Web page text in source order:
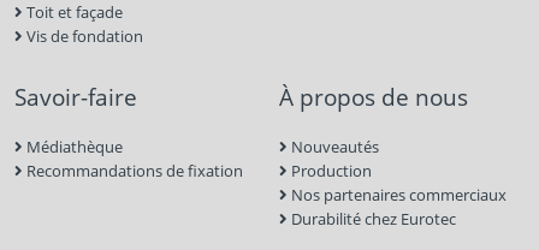
Toit et façade
Vis de fondation
Savoir-faire
Médiathèque
Recommandations de fixation
À propos de nous
Nouveautés
Production
Nos partenaires commerciaux
Durabilité chez Eurotec